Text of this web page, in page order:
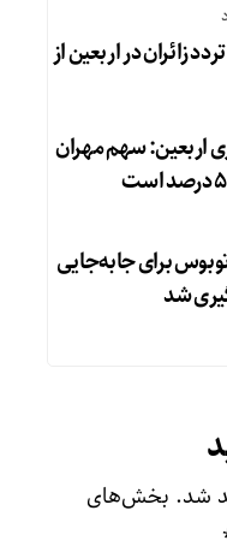
تردد زائران در اربعین از
اربعین: سهم مهران
اتوبوس برای جابه‌جایی
شد
شد. بخش‌های